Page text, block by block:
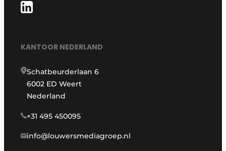
KANTOOR NEDERLAND
Schatbeurderlaan 6
6002 ED Weert
Nederland
+31 495 450095
info@louwersmediagroep.nl